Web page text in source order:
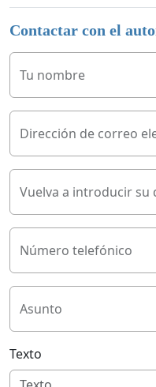
Contactar con el
Tu nombre
Dirección de correo
Número telefónico
Asunto
Texto